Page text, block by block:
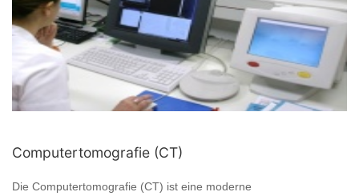
Computertomografie (CT)
Die Computertomografie (CT) ist eine moderne